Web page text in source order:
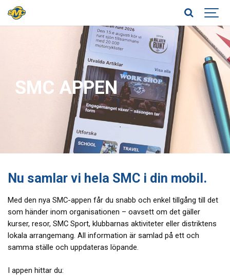
SMC APPEN
Nu samlar vi hela SMC i din mobil.
Med den nya SMC-appen får du snabb och enkel tillgång till det
som händer inom organisationen – oavsett om det gäller
kurser, resor, SMC Sport, klubbarnas aktiviteter eller distriktens
lokala arrangemang. All information är samlad på ett och
samma ställe och uppdateras löpande.
I appen hittar du: